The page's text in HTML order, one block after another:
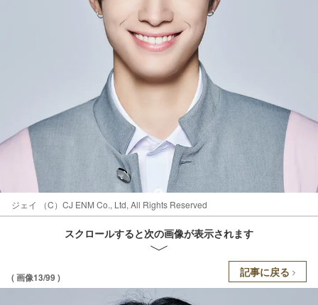
ジェイ （C）CJ ENM Co., Ltd, All Rights Reserved
スクロールすると次の画像が表示されます
( 画像13/99 ) 記事に戻る